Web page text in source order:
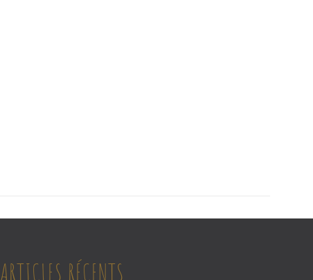
ARTICLES RÉCENTS